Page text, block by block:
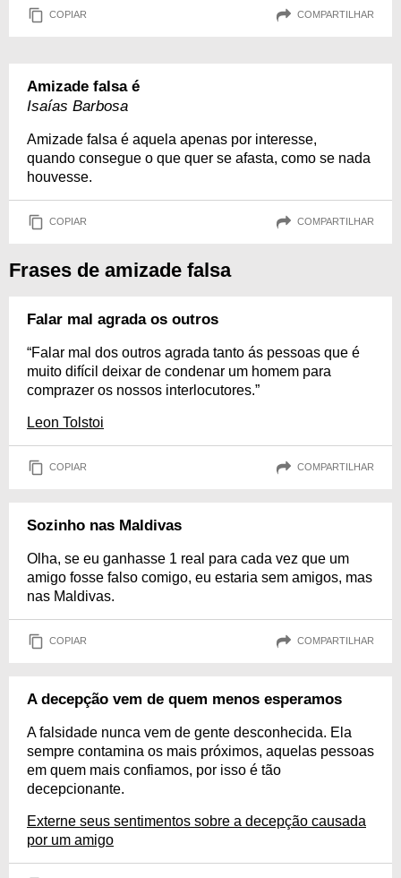
COPIAR COMPARTILHAR
Amizade falsa é
Isaías Barbosa
Amizade falsa é aquela apenas por interesse,
quando consegue o que quer se afasta, como se nada
houvesse.
COPIAR COMPARTILHAR
Frases de amizade falsa
Falar mal agrada os outros
“Falar mal dos outros agrada tanto ás pessoas que é
muito difícil deixar de condenar um homem para
comprazer os nossos interlocutores.”
Leon Tolstoi
COPIAR COMPARTILHAR
Sozinho nas Maldivas
Olha, se eu ganhasse 1 real para cada vez que um
amigo fosse falso comigo, eu estaria sem amigos, mas
nas Maldivas.
COPIAR COMPARTILHAR
A decepção vem de quem menos esperamos
A falsidade nunca vem de gente desconhecida. Ela
sempre contamina os mais próximos, aquelas pessoas
em quem mais confiamos, por isso é tão
decepcionante.
Externe seus sentimentos sobre a decepção causada
por um amigo